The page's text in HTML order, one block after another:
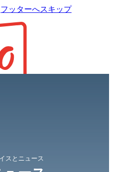
フッターへスキップ
スとニュース